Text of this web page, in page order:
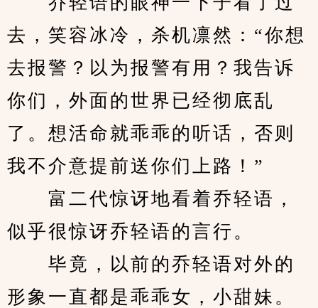
去，笑容冰冷，杀机凛然：“你想
去报警？以为报警有用？我告诉
你们，外面的世界已经彻底乱
了。想活命就乖乖的听话，否则
我不介意提前送你们上路！”
富二代惊讶地看着乔轻语，
似乎很惊讶乔轻语的言行。
毕竟，以前的乔轻语对外的
形象一直都是乖乖女，小甜妹。